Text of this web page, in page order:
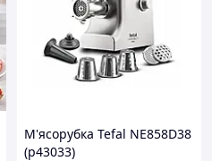
М'ясорубка Tefal NE858D38
(p43033)